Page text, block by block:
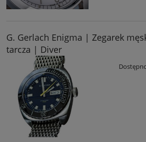
G. Gerlach Enigma | Zegarek
tarcza | Diver